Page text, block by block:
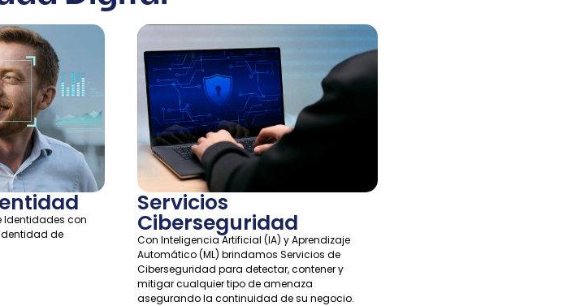
Identidades con
de
Servicios
Ciberseguridad
Con Inteligencia Artificial (IA) y Aprendizaje
Automático (ML) brindamos Servicios de
Ciberseguridad para detectar, contener y
mitigar cualquier tipo de amenaza
asegurando la continuidad de su negocio.